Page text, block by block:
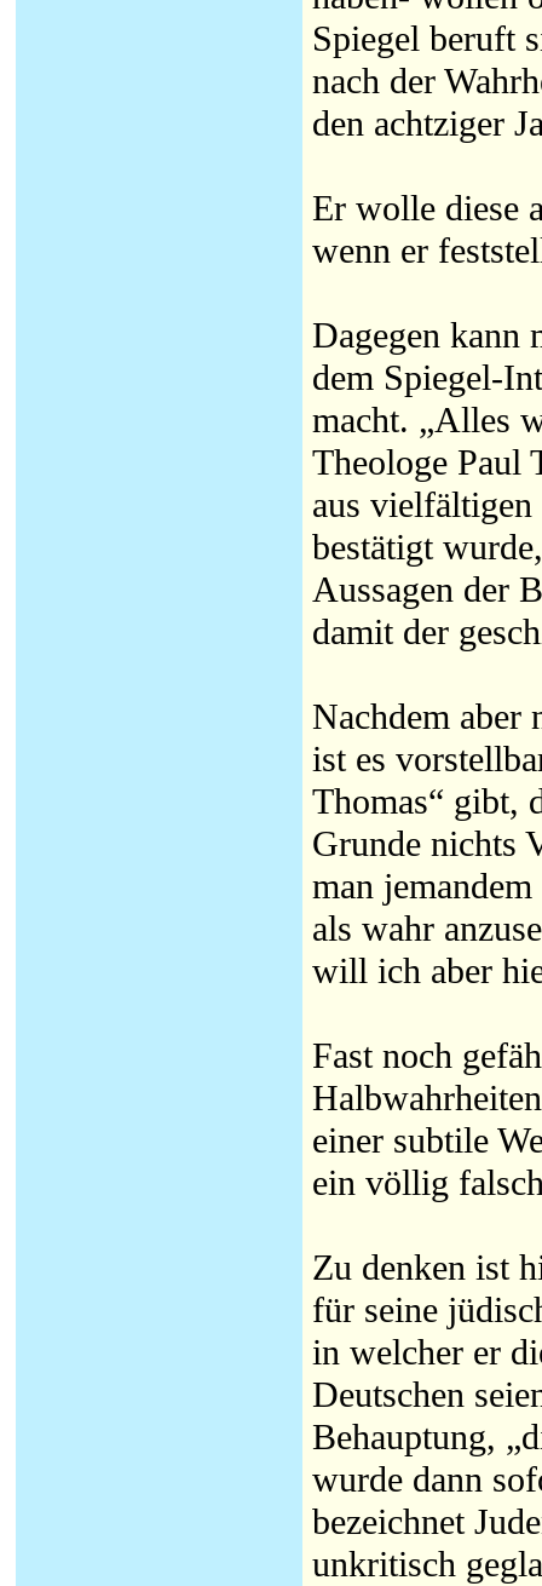
Spiegel beruft
nach der
den achtziger
Er wolle diese
wenn er
Dagegen kann
dem Spiegel-
macht. „Alles
Theologe Paul
aus
bestätigt
Aussagen der
damit der
Nachdem aber
ist es
Thomas“ gibt,
Grunde nichts
man
als wahr
will ich aber
Fast noch
einer subtile
ein völlig
Zu denken ist
für seine
in welcher er
Deutschen
Behauptung,
wurde dann
bezeichnet
unkritisch